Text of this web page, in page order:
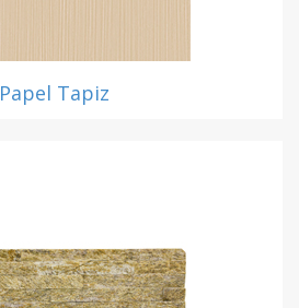
Papel Tapiz